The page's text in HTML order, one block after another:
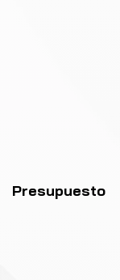
Presupuesto